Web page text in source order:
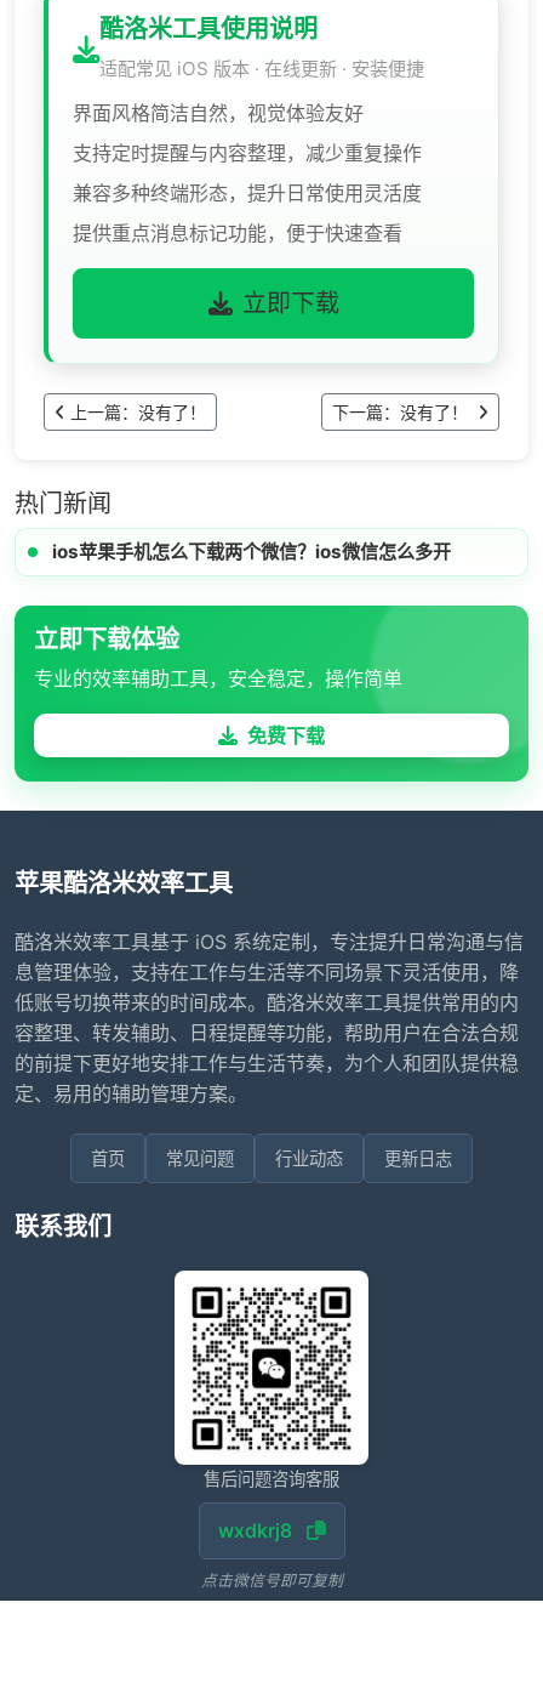
酷洛米工具使用说明
适配常见 iOS 版本 · 在线更新 · 安装便捷
界面风格简洁自然，视觉体验友好
支持定时提醒与内容整理，减少重复操作
兼容多种终端形态，提升日常使用灵活度
提供重点消息标记功能，便于快速查看
立即下载
上一篇：没有了！ 下一篇：没有了！
热门新闻
ios苹果手机怎么下载两个微信？ios微信怎么多开
立即下载体验
专业的效率辅助工具，安全稳定，操作简单
免费下载
苹果酷洛米效率工具
酷洛米效率工具基于 iOS 系统定制，专注提升日常沟通与信
息管理体验，支持在工作与生活等不同场景下灵活使用，降
低账号切换带来的时间成本。酷洛米效率工具提供常用的内
容整理、转发辅助、日程提醒等功能，帮助用户在合法合规
的前提下更好地安排工作与生活节奏，为个人和团队提供稳
定、易用的辅助管理方案。
首页 常见问题 行业动态 更新日志
联系我们
售后问题咨询客服
wxdkrj8
点击微信号即可复制